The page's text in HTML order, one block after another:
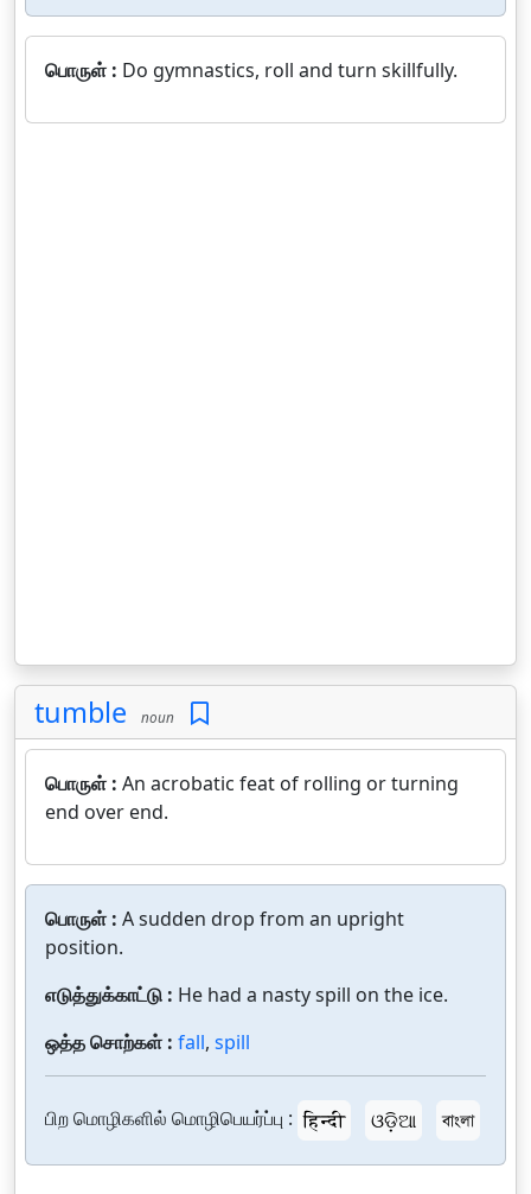
பொருள் : Do gymnastics, roll and turn skillfully.
tumble noun
பொருள் : An acrobatic feat of rolling or turning
end over end.
பொருள் : A sudden drop from an upright
position.
எடுத்துக்காட்டு : He had a nasty spill on the ice.
ஒத்த சொற்கள் : fall, spill
பிற மொழிகளில் மொழிபெயர்ப்பு : हिन्दी ଓଡ଼ିଆ বাংলা